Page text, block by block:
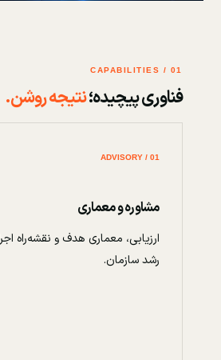
01 / CAPABILITIES
فناوری پیچیده؛نتیجه روشن.
01 / ADVISORY
مشاوره و معماری
ارزیابی، معماری هدف و نقشه‌راه
رشد سازمان.